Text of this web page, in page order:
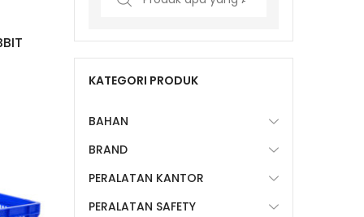
KATEGORI PRODUK
BAHAN
BRAND
PERALATAN KANTOR
PERALATAN SAFETY